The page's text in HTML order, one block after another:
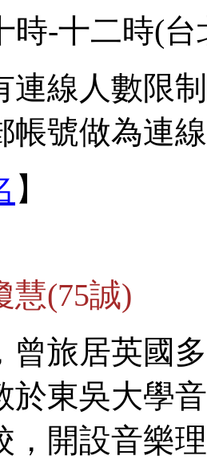
時-十二時(
連線人數限
帳號做為連
】
慧(75誠)
曾旅居英國
於東吳大學
，開設音樂